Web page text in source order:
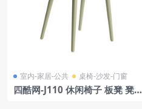
室内-家居-公共 桌椅-沙发-门窗
四酷网-J110 休闲椅子 板凳 凳子